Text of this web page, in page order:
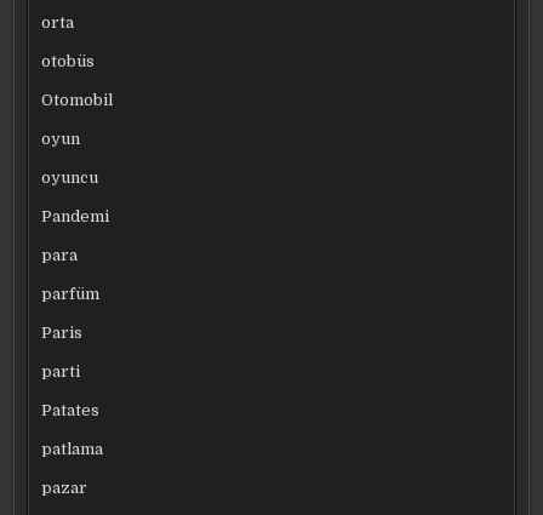
orta
otobüs
Otomobil
oyun
oyuncu
Pandemi
para
parfüm
Paris
parti
Patates
patlama
pazar